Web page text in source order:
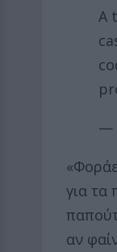
A
—
για τα
αν